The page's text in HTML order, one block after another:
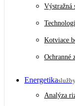
Výstražná
Kotviace
Ochranné
Energetika
Analýza